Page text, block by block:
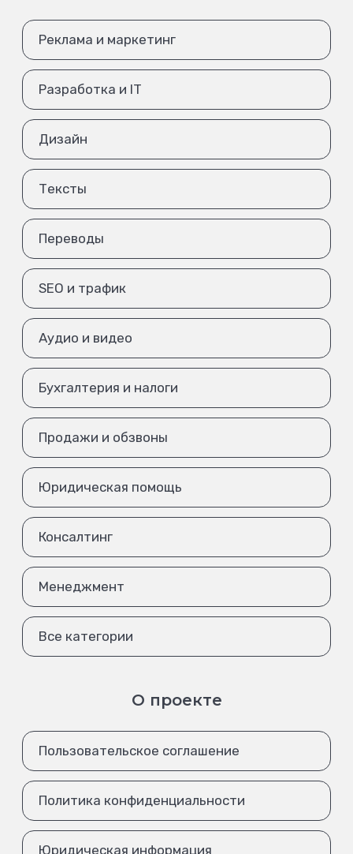
Реклама и маркетинг
Разработка и IT
Дизайн
Тексты
Переводы
SEO и трафик
Аудио и видео
Бухгалтерия и налоги
Продажи и обзвоны
Юридическая помощь
Консалтинг
Менеджмент
Все категории
О проекте
Пользовательское соглашение
Политика конфиденциальности
Юридическая информация